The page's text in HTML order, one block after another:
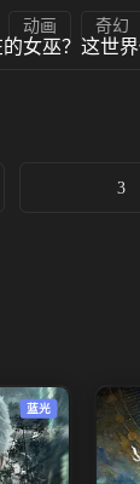
动画 奇幻
女巫？这世
3
蓝光